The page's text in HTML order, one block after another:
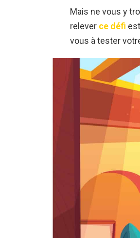
Mais ne vous y
relever ce défi
vous à tester